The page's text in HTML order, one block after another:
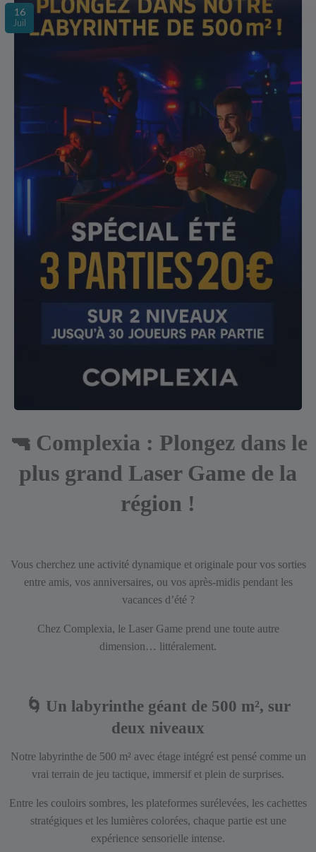
16
Juil
🔫 Complexia : Plongez dans le
plus grand Laser Game de la
région !
Vous cherchez une activité dynamique et originale pour vos sorties
entre amis, vos anniversaires, ou vos après-midis pendant les
vacances d’été ?
Chez Complexia, le Laser Game prend une toute autre
dimension… littéralement.
🌀 Un labyrinthe géant de 500 m², sur
deux niveaux
Notre labyrinthe de 500 m² avec étage intégré est pensé comme un
vrai terrain de jeu tactique, immersif et plein de surprises.
Entre les couloirs sombres, les plateformes surélevées, les cachettes
stratégiques et les lumières colorées, chaque partie est une
expérience sensorielle intense.